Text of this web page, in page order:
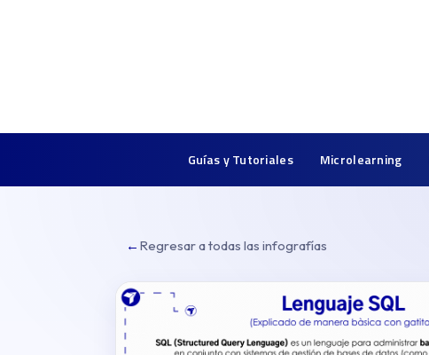
Guías y Tutoriales Microlearning
← Regresar a todas las infografías